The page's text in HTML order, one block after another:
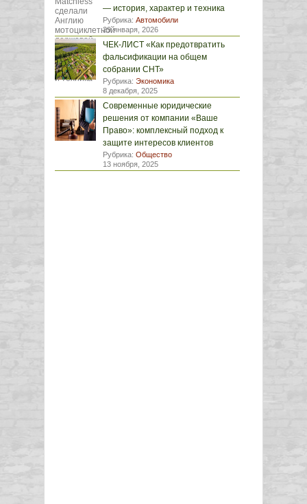
— история, характер и техника
Рубрика: Автомобили
29 января, 2026
ЧЕК-ЛИСТ «Как предотвратить
фальсификации на общем
собрании СНТ»
Рубрика: Экономика
8 декабря, 2025
Современные юридические
решения от компании «Ваше
Право»: комплексный подход к
защите интересов клиентов
Рубрика: Общество
13 ноября, 2025